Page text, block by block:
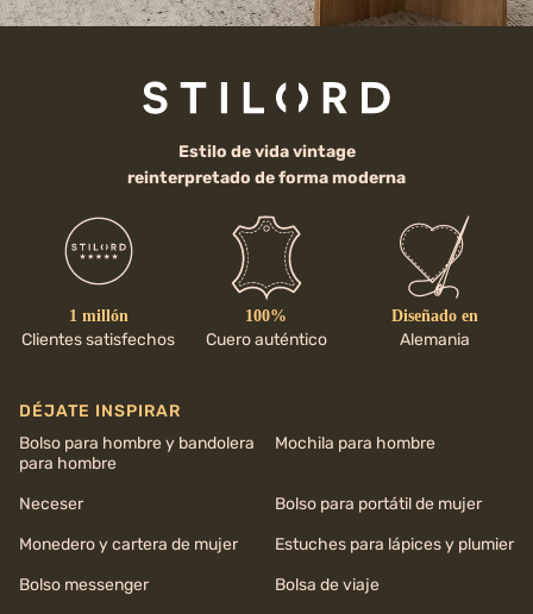
Estilo de vida vintage
reinterpretado de forma moderna
1 millón
Clientes satisfechos
100%
Cuero auténtico
Diseñado en
Alemania
DÉJATE INSPIRAR
Bolso para hombre y bandolera
para hombre
Mochila para hombre
Neceser
Bolso para portátil de mujer
Monedero y cartera de mujer
Estuches para lápices y plumier
Bolso messenger
Bolsa de viaje